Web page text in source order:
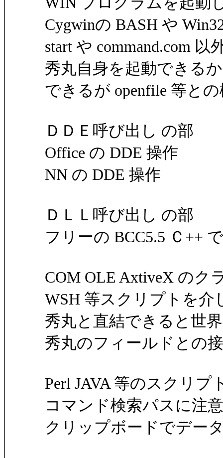
Cygwinの BASH や
start や command.com
秀丸自身を起動できる
できるが openfile 等と
ＤＤＥ呼び出し の部
Office の DDE 操作
NN の DDE 操作
ＤＬＬ呼び出し の部
フリーの BCC5.5 Ｃ++
COM OLE AxtiveX のク
WSH 等スクリプトを介
秀丸と直結できると世
秀丸のフィールドとの
Perl JAVA 等のスクリプ
コマンド検索パスに注
クリップボードでデー